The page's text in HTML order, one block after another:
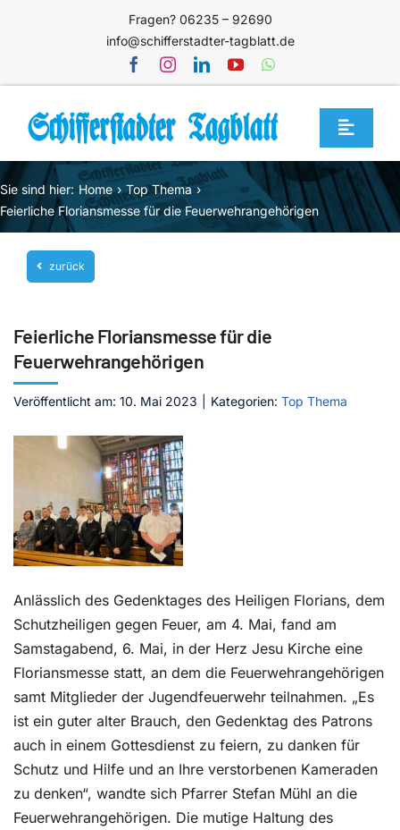
Fragen? 06235 – 92690
info@schifferstadter-tagblatt.de
Toggle
Home
Themen
Blog
Unternehmen
Mediathek
Jetzt abonnieren
Sie sind hier: Home
Top Thema
Feierliche Floriansmesse für die Feuerwehrangehörigen
zurück
Feierliche Floriansmesse für die
Feuerwehrangehörigen
Veröffentlicht am: 10. Mai 2023 Kategorien: Top Thema
Anlässlich des Gedenktages des Heiligen Florians, dem
Schutzheiligen gegen Feuer, am 4. Mai, fand am
Samstagabend, 6. Mai, in der Herz Jesu Kirche eine
Floriansmesse statt, an dem die Feuerwehrangehörigen
samt Mitglieder der Jugendfeuerwehr teilnahmen. „Es
ist ein guter alter Brauch, den Gedenktag des Patrons
auch in einem Gottesdienst zu feiern, zu danken für
Schutz und Hilfe und an Ihre verstorbenen Kameraden
zu denken“, wandte sich Pfarrer Stefan Mühl an die
Feuerwehrangehörigen. Die mutige Haltung des